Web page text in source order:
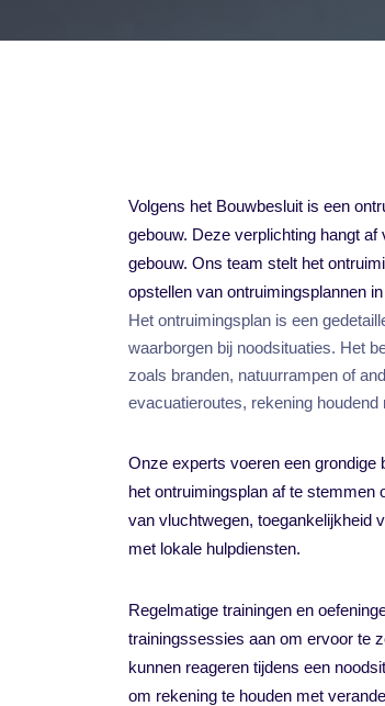
Volgens het Bouwbesluit is een
gebouw. Deze verplichting hangt
gebouw. Ons team stelt het
opstellen van ontruimingsplannen
Het ontruimingsplan is een
waarborgen bij noodsituaties. Het
zoals branden, natuurrampen of
evacuatieroutes, rekening
Onze experts voeren een grondige
het ontruimingsplan af te stemmen
van vluchtwegen, toegankelijkheid
met lokale hulpdiensten.
Regelmatige trainingen en
trainingssessies aan om ervoor te
kunnen reageren tijdens een
om rekening te houden met